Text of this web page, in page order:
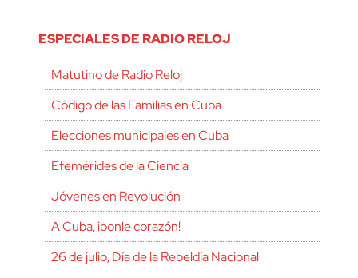
ESPECIALES DE RADIO RELOJ
Matutino de Radio Reloj
Código de las Familias en Cuba
Elecciones municipales en Cuba
Efemérides de la Ciencia
Jóvenes en Revolución
A Cuba, ¡ponle corazón!
26 de julio, Día de la Rebeldía Nacional